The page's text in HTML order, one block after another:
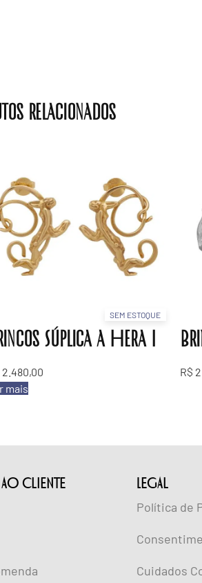
relacionados
SEM ESTOQUE
Súplica a Hera I
2.480,00
mais
R$
CLIENTE lEGAL
Política de
Cuidados